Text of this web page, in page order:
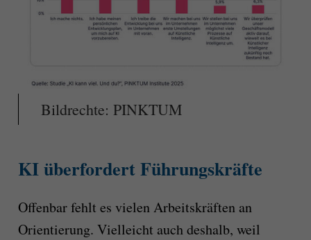
Bildrechte: PINKTUM
KI überfordert Führungskräfte
Offenbar fehlt es vielen Arbeitskräften an
Orientierung. Vielleicht auch deshalb, weil